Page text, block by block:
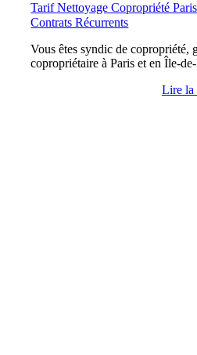
Tarif Nettoyage Copropriété
Contrats Récurrents
Vous êtes syndic de copropriété,
copropriétaire à Paris et en Île-
Lire la